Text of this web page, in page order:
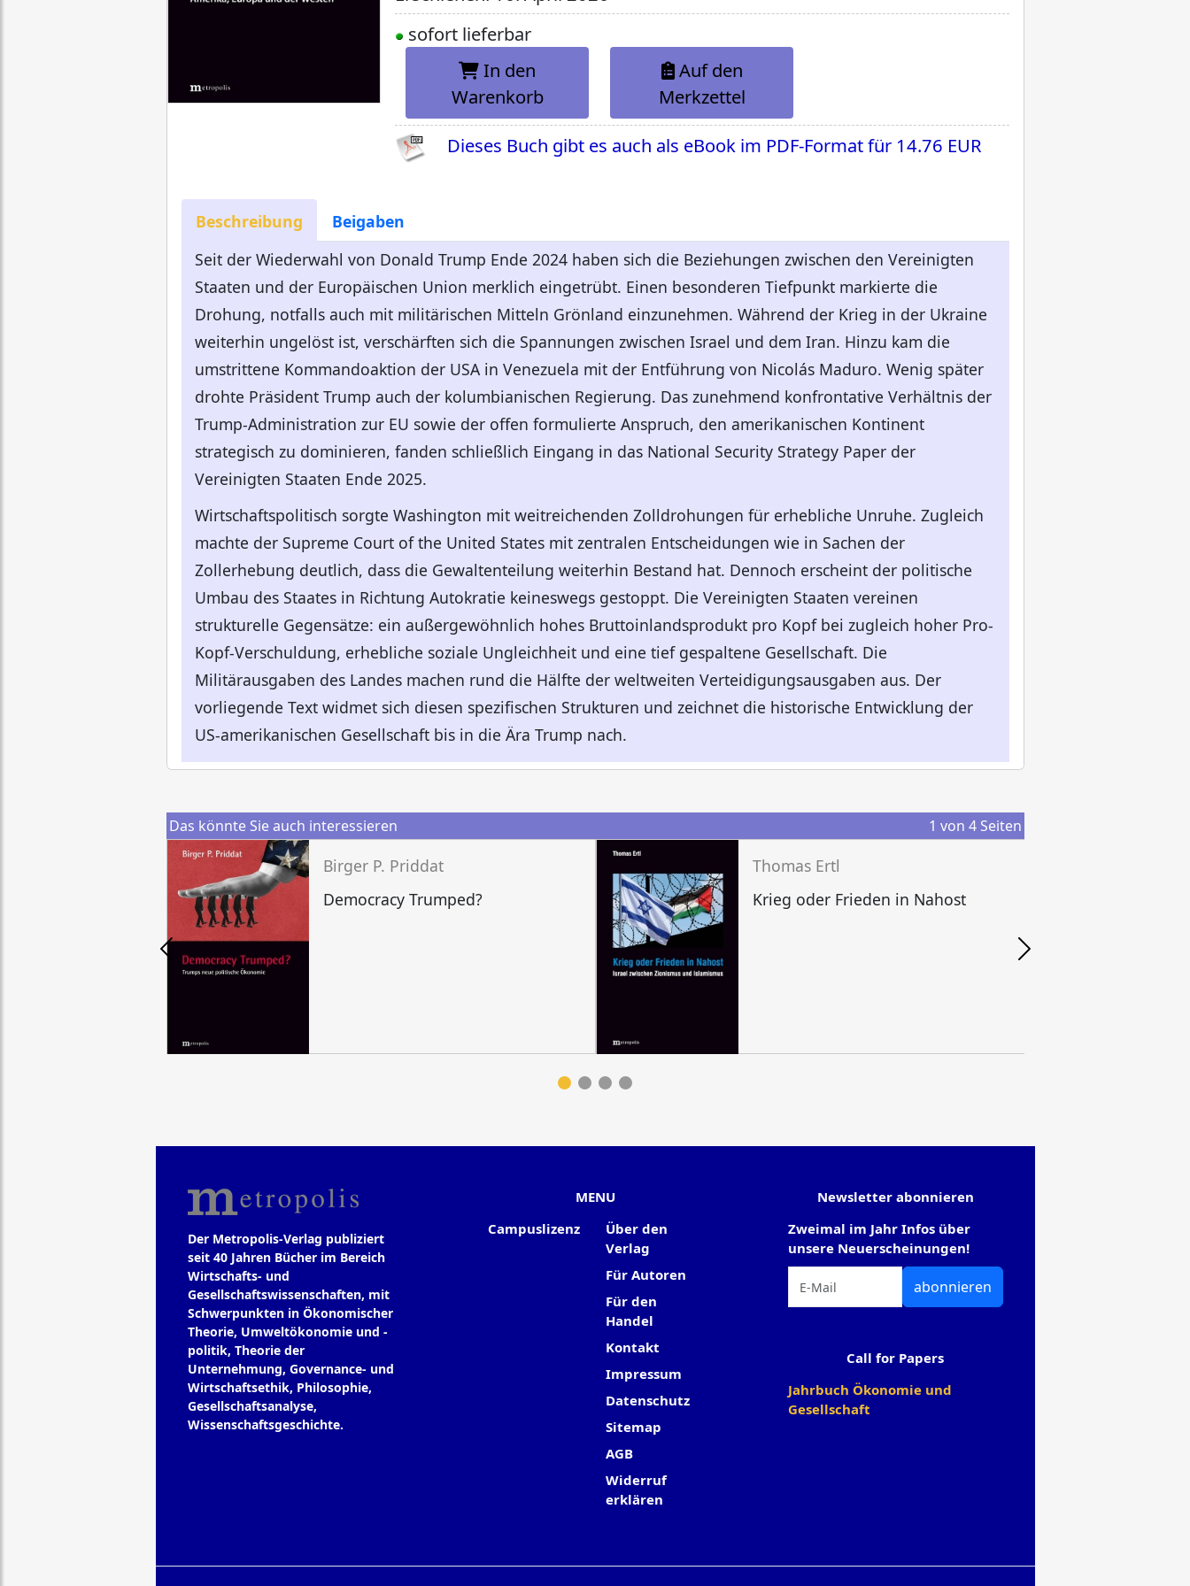
sofort lieferbar
In den
Warenkorb
Auf den
Merkzettel
Dieses Buch gibt es auch als eBook im PDF-Format für 14.76 EUR
Beschreibung
Beigaben
Seit der Wiederwahl von Donald Trump Ende 2024 haben sich die Beziehungen zwischen den Vereinigten
Staaten und der Europäischen Union merklich eingetrübt. Einen besonderen Tiefpunkt markierte die
Drohung, notfalls auch mit militärischen Mitteln Grönland einzunehmen. Während der Krieg in der Ukraine
weiterhin ungelöst ist, verschärften sich die Spannungen zwischen Israel und dem Iran. Hinzu kam die
umstrittene Kommandoaktion der USA in Venezuela mit der Entführung von Nicolás Maduro. Wenig später
drohte Präsident Trump auch der kolumbianischen Regierung. Das zunehmend konfrontative Verhältnis der
Trump-Administration zur EU sowie der offen formulierte Anspruch, den amerikanischen Kontinent
strategisch zu dominieren, fanden schließlich Eingang in das National Security Strategy Paper der
Vereinigten Staaten Ende 2025.
Wirtschaftspolitisch sorgte Washington mit weitreichenden Zolldrohungen für erhebliche Unruhe. Zugleich
machte der Supreme Court of the United States mit zentralen Entscheidungen wie in Sachen der
Zollerhebung deutlich, dass die Gewaltenteilung weiterhin Bestand hat. Dennoch erscheint der politische
Umbau des Staates in Richtung Autokratie keineswegs gestoppt. Die Vereinigten Staaten vereinen
strukturelle Gegensätze: ein außergewöhnlich hohes Bruttoinlandsprodukt pro Kopf bei zugleich hoher Pro-
Kopf-Verschuldung, erhebliche soziale Ungleichheit und eine tief gespaltene Gesellschaft. Die
Militärausgaben des Landes machen rund die Hälfte der weltweiten Verteidigungsausgaben aus. Der
vorliegende Text widmet sich diesen spezifischen Strukturen und zeichnet die historische Entwicklung der
US-amerikanischen Gesellschaft bis in die Ära Trump nach.
Das könnte Sie auch interessieren 1 von 4Seiten
Birger P. Priddat
Democracy Trumped?
Thomas Ertl
Krieg oder Frieden in Nahost
Der Metropolis-Verlag publiziert
seit 40 Jahren Bücher im Bereich
Wirtschafts- und
Gesellschaftswissenschaften, mit
Schwerpunkten in Ökonomischer
Theorie, Umweltökonomie und -
politik, Theorie der
Unternehmung, Governance- und
Wirtschaftsethik, Philosophie,
Gesellschaftsanalyse,
Wissenschaftsgeschichte.
MENU
Campuslizenz
Über den
Verlag
Für Autoren
Für den
Handel
Kontakt
Impressum
Datenschutz
Sitemap
AGB
Widerruf
erklären
Newsletter abonnieren
Zweimal im Jahr Infos über
unsere Neuerscheinungen!
abonnieren
Call for Papers
Jahrbuch Ökonomie und
Gesellschaft